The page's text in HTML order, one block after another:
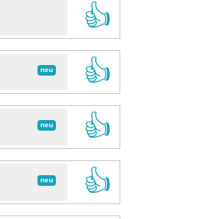
👍
neu
👍
neu
👍
neu
👍